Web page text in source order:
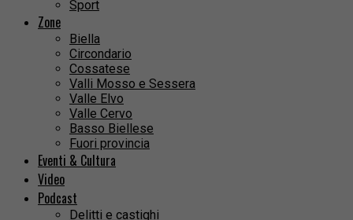
Sport
Zone
Biella
Circondario
Cossatese
Valli Mosso e Sessera
Valle Elvo
Valle Cervo
Basso Biellese
Fuori provincia
Eventi & Cultura
Video
Podcast
Delitti e castighi